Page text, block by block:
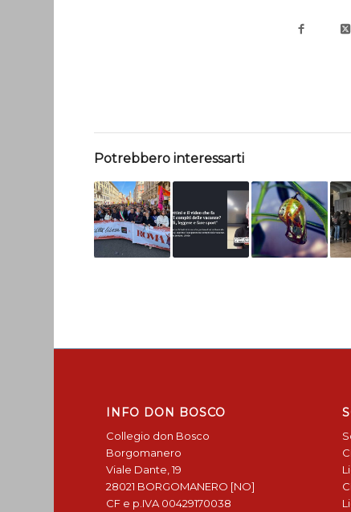
Potrebbero interessarti
INFO DON BOSCO
Collegio don Bosco
Borgomanero
Viale Dante, 19
28021 BORGOMANERO [NO]
CF e p.IVA 00429170038